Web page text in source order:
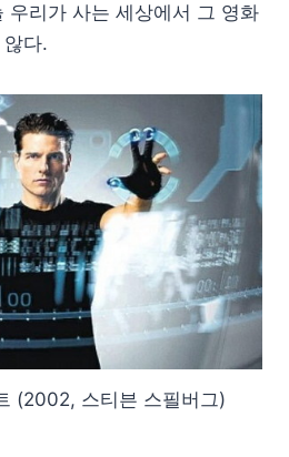
우리가 사는 세상에서 그 영화
다.
(2002, 스티븐 스필버그)